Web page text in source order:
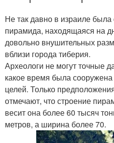
Не так давно в израиле
пирамида, находящаяся на
довольно внушительных
вблизи города тиберия.
Археологи не могут точные
какое время была
целей. Только
отмечают, что строение
весит она более 60 тысяч
метров, а ширина более 70.